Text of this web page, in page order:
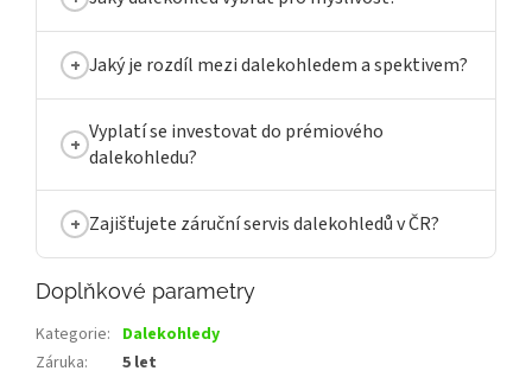
Jaký je rozdíl mezi dalekohledem a spektivem?
Vyplatí se investovat do prémiového
dalekohledu?
Zajišťujete záruční servis dalekohledů v ČR?
Doplňkové parametry
Kategorie: Dalekohledy
Záruka: 5 let